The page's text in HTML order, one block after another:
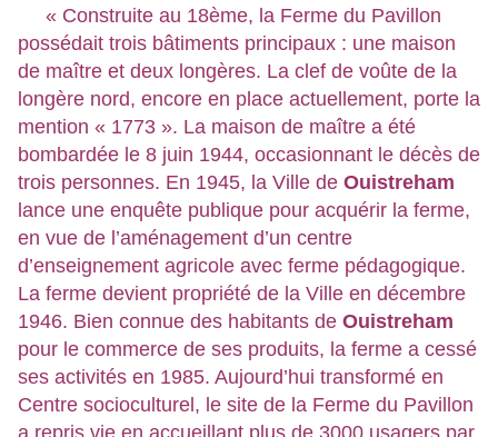
« Construite au 18ème, la Ferme du Pavillon
possédait trois bâtiments principaux : une maison
de maître et deux longères. La clef de voûte de la
longère nord, encore en place actuellement, porte la
mention « 1773 ». La maison de maître a été
bombardée le 8 juin 1944, occasionnant le décès de
trois personnes. En 1945, la Ville de Ouistreham
lance une enquête publique pour acquérir la ferme,
en vue de l’aménagement d’un centre
d’enseignement agricole avec ferme pédagogique.
La ferme devient propriété de la Ville en décembre
1946. Bien connue des habitants de Ouistreham
pour le commerce de ses produits, la ferme a cessé
ses activités en 1985. Aujourd’hui transformé en
Centre socioculturel, le site de la Ferme du Pavillon